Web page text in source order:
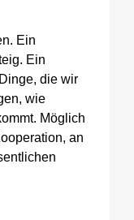
Ein
Ein
die wir
wie
Möglich
an